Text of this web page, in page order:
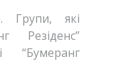
Групи, які
Резіденс”
“Бумеранг